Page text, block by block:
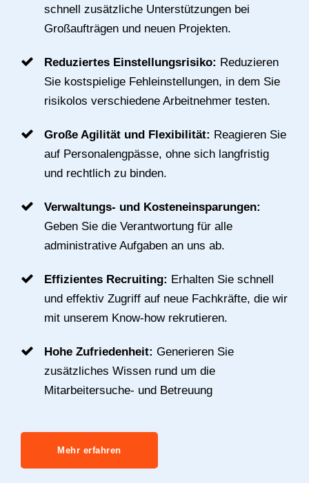
schnell zusätzliche Unterstützungen bei
Großaufträgen und neuen Projekten.
Reduziertes Einstellungsrisiko: Reduzieren
Sie kostspielige Fehleinstellungen, in dem Sie
risikolos verschiedene Arbeitnehmer testen.
Große Agilität und Flexibilität: Reagieren Sie
auf Personalengpässe, ohne sich langfristig
und rechtlich zu binden.
Verwaltungs- und Kosteneinsparungen:
Geben Sie die Verantwortung für alle
administrative Aufgaben an uns ab.
Effizientes Recruiting: Erhalten Sie schnell
und effektiv Zugriff auf neue Fachkräfte, die wir
mit unserem Know-how rekrutieren.
Hohe Zufriedenheit: Generieren Sie
zusätzliches Wissen rund um die
Mitarbeitersuche- und Betreuung
Mehr erfahren